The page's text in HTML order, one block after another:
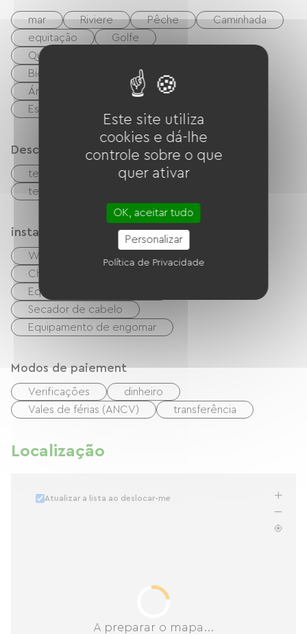
mar Riviere Pêche
Caminhada
equitação
Golfe
Quadra de boliche/pétanque
Bicicleta
Via Verde
Área de piquenique
boate
Estação termal
Descrição
terraço
Estacionamento
terreno privado fechado
instalações
Wi-Fi grátis
Computador disponível
Churrasco
Equipamento para bebês
Secador de cabelo
Equipamento de engomar
Modos de paiement
Verificações
dinheiro
Vales de férias (ANCV)
transferência
Localização
A preparar o mapa...
Atualizar a lista ao deslocar-me
Este site utiliza
cookies e dá-lhe
controle sobre o que
quer ativar
OK, aceitar tudo
Personalizar
Política de Privacidade